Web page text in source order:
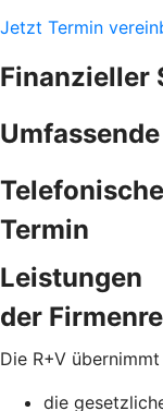
Jetzt Termin
Finanzieller
Termin
Leistungen
der
Die R+V
die